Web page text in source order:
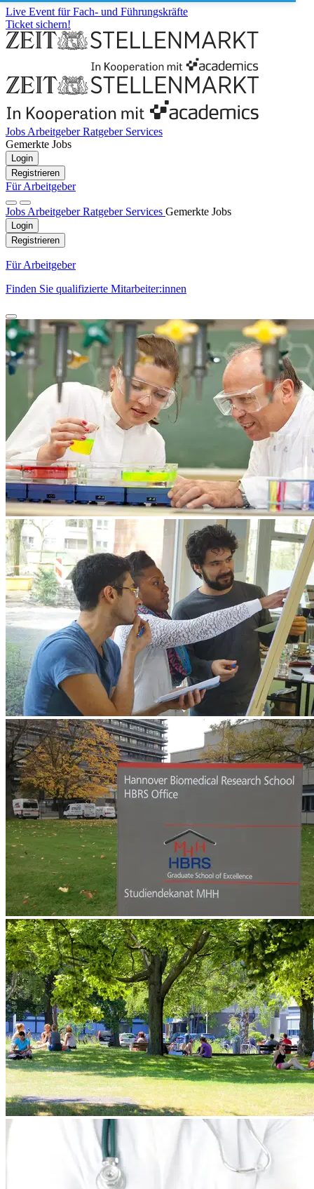
Live Event für Fach- und Führungskräfte
Ticket sichern!
Jobs ArbeitgeberRatgeber Services
Gemerkte Jobs
Login
Registrieren
Für Arbeitgeber
Jobs ArbeitgeberRatgeber Services Gemerkte Jobs
Login
Registrieren
Für Arbeitgeber
Finden Sie qualifizierte Mitarbeiter:innen